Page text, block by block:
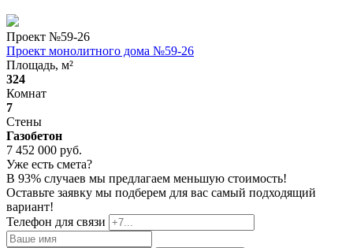
Проект №59-26
Проект монолитного дома №59-26
Площадь, м²
324
Комнат
7
Стены
Газобетон
7 452 000 руб.
Уже есть смета?
В 93% случаев мы предлагаем меньшую стоимость!
Оставьте заявку мы подберем для вас самый подходящий
вариант!
Телефон для связи